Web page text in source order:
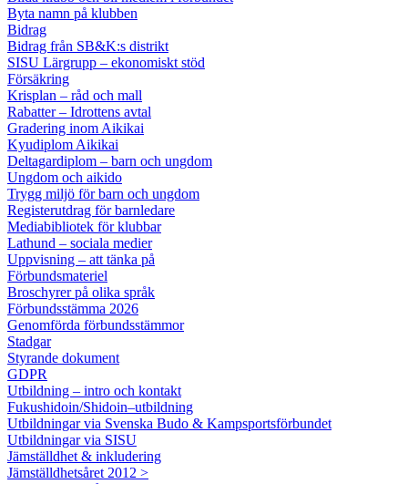
Byta namn på klubben
Bidrag
Bidrag från SB&K:s distrikt
SISU Lärgrupp – ekonomiskt stöd
Försäkring
Krisplan – råd och mall
Rabatter – Idrottens avtal
Gradering inom Aikikai
Kyudiplom Aikikai
Deltagardiplom – barn och ungdom
Ungdom och aikido
Trygg miljö för barn och ungdom
Registerutdrag för barnledare
Mediabibliotek för klubbar
Lathund – sociala medier
Uppvisning – att tänka på
Förbundsmateriel
Broschyrer på olika språk
Förbundsstämma 2026
Genomförda förbundsstämmor
Stadgar
Styrande dokument
GDPR
Utbildning – intro och kontakt
Fukushidoin/Shidoin–utbildning
Utbildningar via Svenska Budo & Kampsportsförbundet
Utbildningar via SISU
Jämställdhet & inkludering
Jämställdhetsåret 2012 >